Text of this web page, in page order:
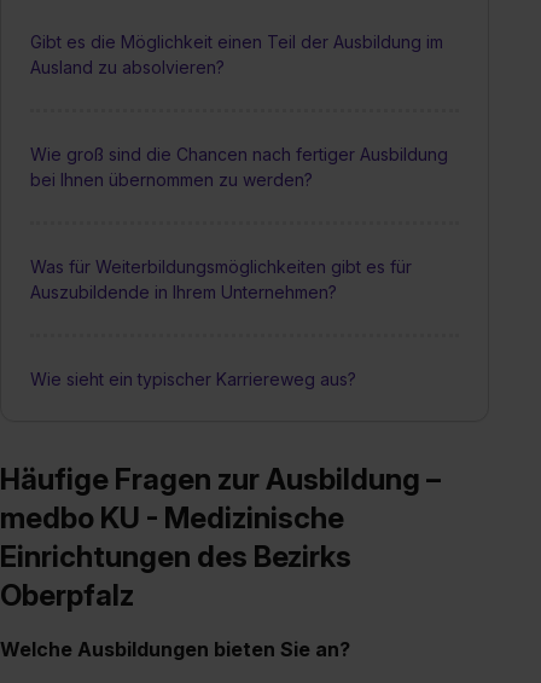
Gibt es die Möglichkeit einen Teil der Ausbildung im
Ausland zu absolvieren?
Wie groß sind die Chancen nach fertiger Ausbildung
bei Ihnen übernommen zu werden?
Was für Weiterbildungsmöglichkeiten gibt es für
Auszubildende in Ihrem Unternehmen?
Wie sieht ein typischer Karriereweg aus?
Häufige Fragen zur Ausbildung –
medbo KU - Medizinische
Einrichtungen des Bezirks
Oberpfalz
Welche Ausbildungen bieten Sie an?